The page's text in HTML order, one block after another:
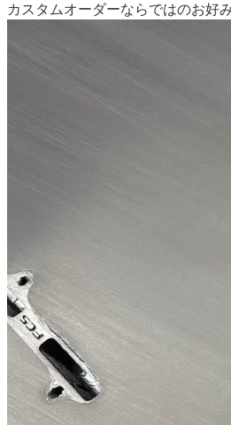
カスタムオーダーならではのお好